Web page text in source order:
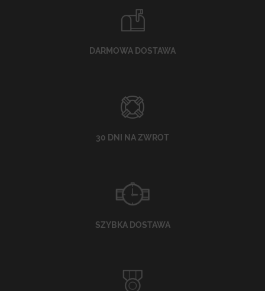
DARMOWA DOSTAWA
30 DNI NA ZWROT
SZYBKA DOSTAWA